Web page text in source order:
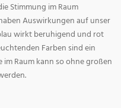
Stimmung im Raum
Auswirkungen auf unser
wirkt beruhigend und rot
Farben sind ein
Raum kann so ohne großen